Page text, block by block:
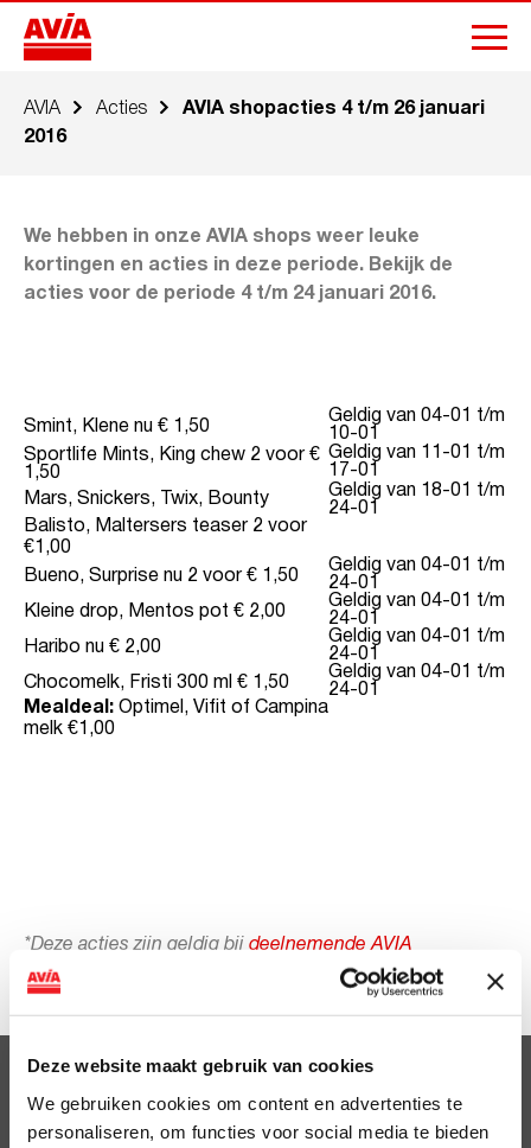
Deze website maakt gebruik van cookies
We gebruiken cookies om content en advertenties te
personaliseren, om functies voor social media te bieden
AVIA Acties
AVIA shopacties 4 t/m 26 januari
2016
We hebben in onze AVIA shops weer leuke
kortingen en acties in deze periode. Bekijk de
acties voor de periode 4 t/m 24 januari 2016.
Smint, Klene nu € 1,50
Geldig van 04-01 t/m
10-01
Sportlife Mints, King chew 2 voor €
1,50
Geldig van 11-01 t/m
17-01
Mars, Snickers, Twix, Bounty
Geldig van 18-01 t/m
24-01
Balisto, Maltersers teaser 2 voor
€1,00
Bueno, Surprise nu 2 voor € 1,50
Geldig van 04-01 t/m
24-01
Kleine drop, Mentos pot € 2,00
Geldig van 04-01 t/m
24-01
Haribo nu € 2,00
Geldig van 04-01 t/m
24-01
Chocomelk, Fristi 300 ml € 1,50
Geldig van 04-01 t/m
24-01
Mealdeal: Optimel, Vifit of Campina
melk €1,00
*Deze acties zijn geldig bij deelnemende AVIA
tankstations
Voordelen